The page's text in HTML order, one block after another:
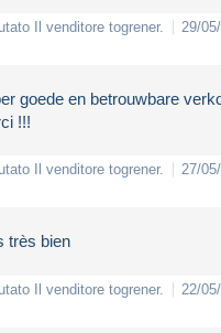
Il venditore togrener. 29/
goede en betrouwbare
!!!
Il venditore togrener. 27/
très bien
Il venditore togrener. 22/